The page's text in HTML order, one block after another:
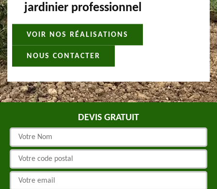
jardinier professionnel
VOIR NOS RÉALISATIONS
NOUS CONTACTER
DEVIS GRATUIT